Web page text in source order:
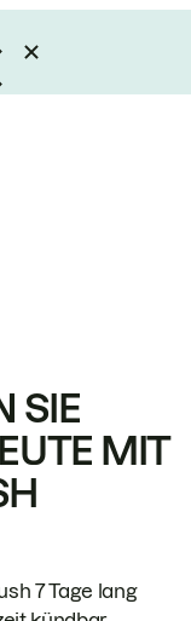
SIE
MIT
7 Tage lang